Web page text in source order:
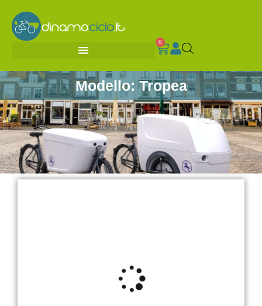
0
Modello: Tropea